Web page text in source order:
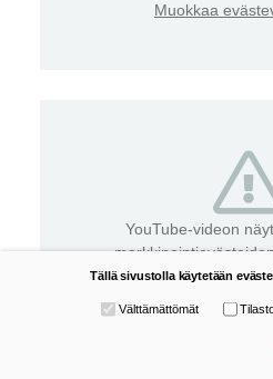
Muokkaa
YouTube-videon
Muokkaa
Tällä sivustolla käytetään
Valitse käytettävät evästeet
Välttämättömät